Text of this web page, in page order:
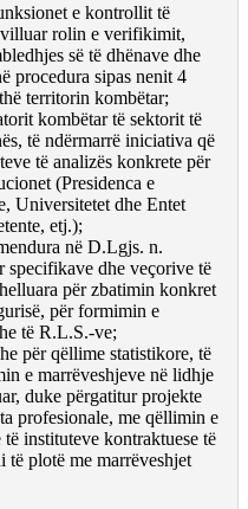
e kontrollit të
rolin e verifikimit,
së të dhënave dhe
procedura sipas nenit 4
territorin kombëtar;
kombëtar të sektorit të
të ndërmarrë iniciativa që
të analizës konkrete për
(Presidenca e
Universitetet dhe Entet
etj.);
në D.Lgjs. n.
specifikave dhe veçorive të
për zbatimin konkret
për formimin e
të R.L.S.-ve;
për qëllime statistikore, të
e marrëveshjeve në lidhje
duke përgatitur projekte
profesionale, me qëllimin e
instituteve kontraktuese të
të plotë me marrëveshjet